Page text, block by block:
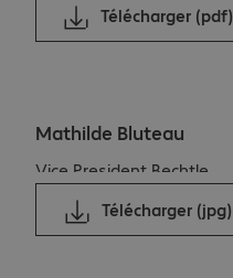
Télécharger (pdf)
Mathilde Bluteau
Vice President Bechtle
France
Télécharger (jpg)